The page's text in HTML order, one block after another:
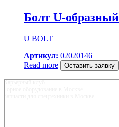
Болт U-образный
U BOLT
Артикул: 02020146
Read more
Оставить заявку